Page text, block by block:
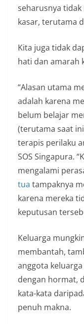
seharusnya
kasar, terutama
Kita juga tidak
hati dan amarah
“Alasan utama
adalah karena
belum belajar
(terutama saat
terapis perilaku
SOS Singapura.
mengalami
tua tampaknya
karena mereka
keputusan
Keluarga
membantah,
anggota
dengan hormat,
kata-kata
penuh makna.